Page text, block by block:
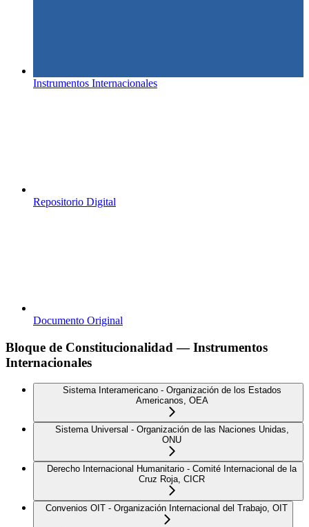
Instrumentos Internacionales
Repositorio Digital
Documento Original
Bloque de Constitucionalidad — Instrumentos
Internacionales
Sistema Interamericano - Organización de los Estados
Americanos, OEA
Sistema Universal - Organización de las Naciones Unidas,
ONU
Derecho Internacional Humanitario - Comité Internacional de la
Cruz Roja, CICR
Convenios OIT - Organización Internacional del Trabajo, OIT